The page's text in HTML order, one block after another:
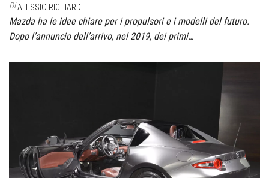
DiALESSIO RICHIARDI
Mazda ha le idee chiare per i propulsori e i modelli del futuro.
Dopo l’annuncio dell’arrivo, nel 2019, dei primi…